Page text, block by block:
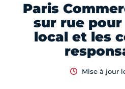
Paris
sur rue
local et les
Mise à jour